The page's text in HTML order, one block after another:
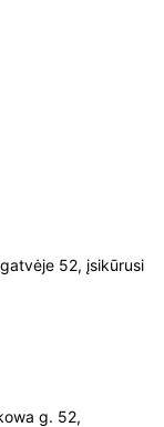
52, įsikūrusi
g. 52,